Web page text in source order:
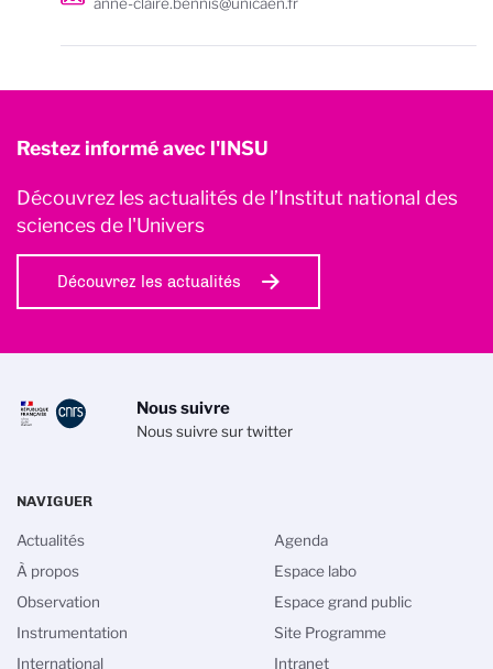
Restez informé avec l'INSU
Découvrez les actualités de l’Institut national des
sciences de l'Univers
Découvrez les actualités
Nous suivre
Nous suivre sur twitter
NAVIGUER
Actualités
À propos
Observation
Instrumentation
International
Agenda
Espace labo
Espace grand public
Site Programme
Intranet